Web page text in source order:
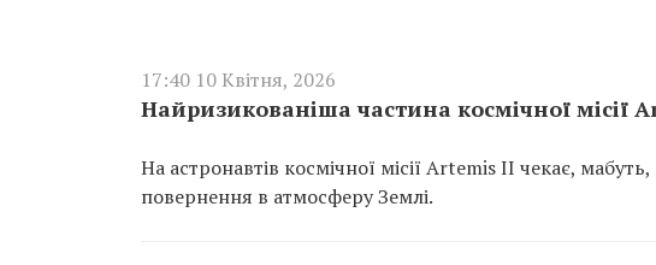
17:40 10 Квітня, 2026
Найризикованіша частина космічної місії
На астронавтів космічної місії Artemis II чекає,
повернення в атмосферу Землі.